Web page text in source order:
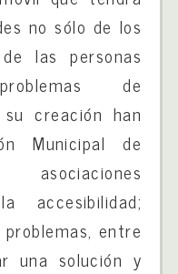
no sólo de los
las personas
de
creación han
Municipal de
accesibilidad;
entre
una solución y